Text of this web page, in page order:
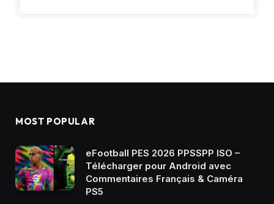
MOST POPULAR
eFootball PES 2026 PPSSPP ISO –
Télécharger pour Android avec
Commentaires Français & Caméra
PS5